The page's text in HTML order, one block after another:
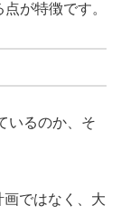
が特徴です。
いるのか、そ
ではなく、大